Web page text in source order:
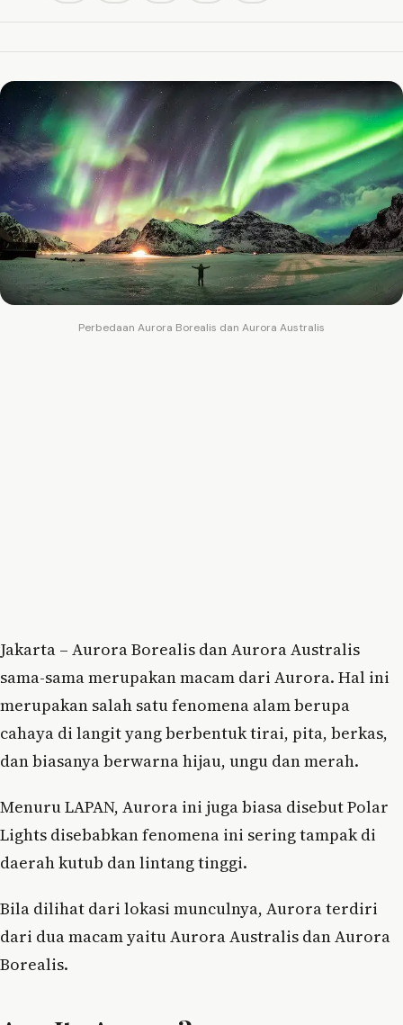
Perbedaan Aurora Borealis dan Aurora Australis
Jakarta – Aurora Borealis dan Aurora Australis
sama-sama merupakan macam dari Aurora. Hal ini
merupakan salah satu fenomena alam berupa
cahaya di langit yang berbentuk tirai, pita, berkas,
dan biasanya berwarna hijau, ungu dan merah.
Menuru LAPAN, Aurora ini juga biasa disebut Polar
Lights disebabkan fenomena ini sering tampak di
daerah kutub dan lintang tinggi.
Bila dilihat dari lokasi munculnya, Aurora terdiri
dari dua macam yaitu Aurora Australis dan Aurora
Borealis.